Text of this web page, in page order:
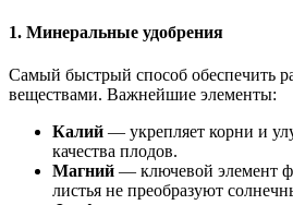
1. Минеральные удобрения
Самый быстрый способ обеспечить
веществами. Важнейшие элементы:
Калий — укрепляет корни и
качества плодов.
Магний — ключевой элемент
листья не преобразуют